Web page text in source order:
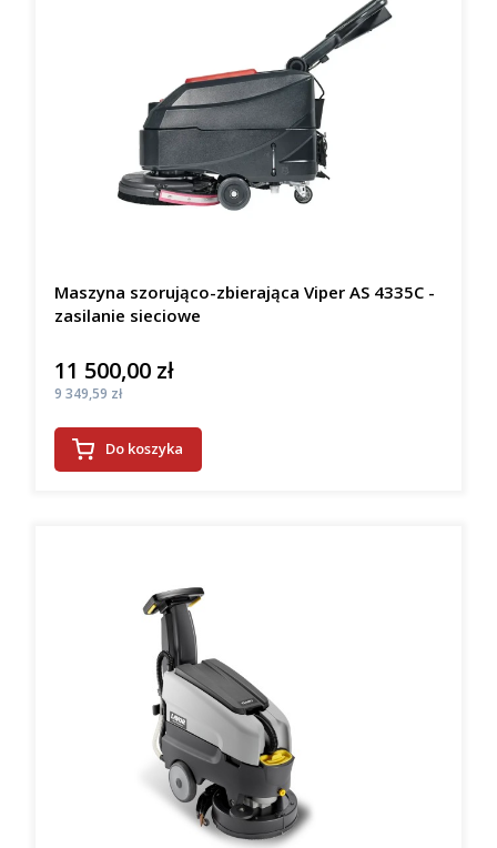
Maszyna szorująco-zbierająca Viper AS 4335C -
zasilanie sieciowe
Cena
11 500,00 zł
Cena
9 349,59 zł
Do koszyka